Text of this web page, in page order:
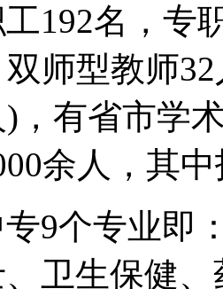
192名，专
师型教师
，有省市学
余人，其
9个专业即
卫生保健